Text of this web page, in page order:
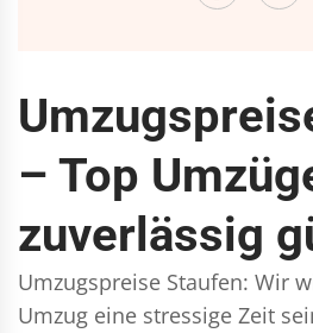
– Top
zuverlässig
Umzugspreise Staufen: Wir
Umzug eine stressige Zeit